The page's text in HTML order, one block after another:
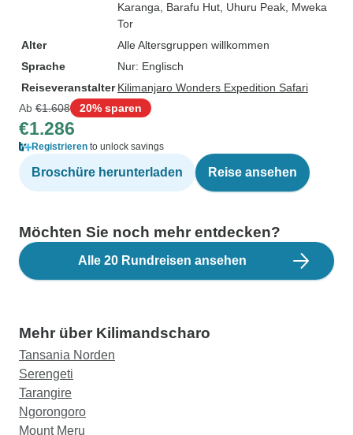
Karanga , Barafu Hut , Uhuru Peak , Mweka
Tor
Alter
Alle Altersgruppen willkommen
Sprache
Nur: Englisch
Reiseveranstalter Kilimanjaro Wonders Expedition Safari
Ab €1.608 20% sparen
€1.286
Registrieren to unlock savings
Broschüre herunterladen Reise ansehen
Möchten Sie noch mehr entdecken?
Alle 20 Rundreisen ansehen
Mehr über Kilimandscharo
Tansania Norden
Serengeti
Tarangire
Ngorongoro
Mount Meru